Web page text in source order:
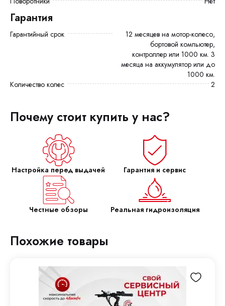
Гарантия
Гарантийный срок
12 месяцев на мотор-колесо,
бортовой компьютер,
контроллер или 1000 км. 3
месяца на аккумулятор или до
1000 км.
Количество колес
2
Почему стоит купить у нас?
Настройка перед выдачей Гарантия и сервис
Честные обзоры Реальная гидроизоляция
Похожие товары